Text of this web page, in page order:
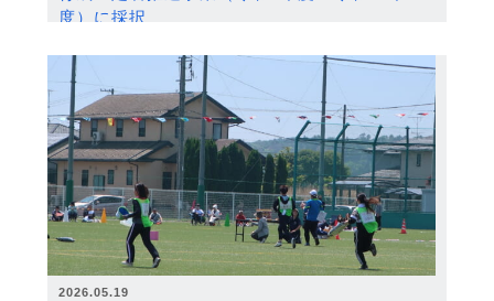
度）に採択
2026.05.19